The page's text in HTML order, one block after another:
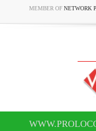
MEMBER OF NETWORK